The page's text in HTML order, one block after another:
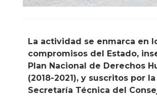
La actividad se enmarca en los
compromisos del Estado,
Plan Nacional de Derechos
(2018-2021), y suscritos por la
Secretaría Técnica del